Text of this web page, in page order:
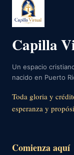
Capilla
Un espacio
nacido en Puerto
Toda gloria y
esperanza y
Comienza aquí